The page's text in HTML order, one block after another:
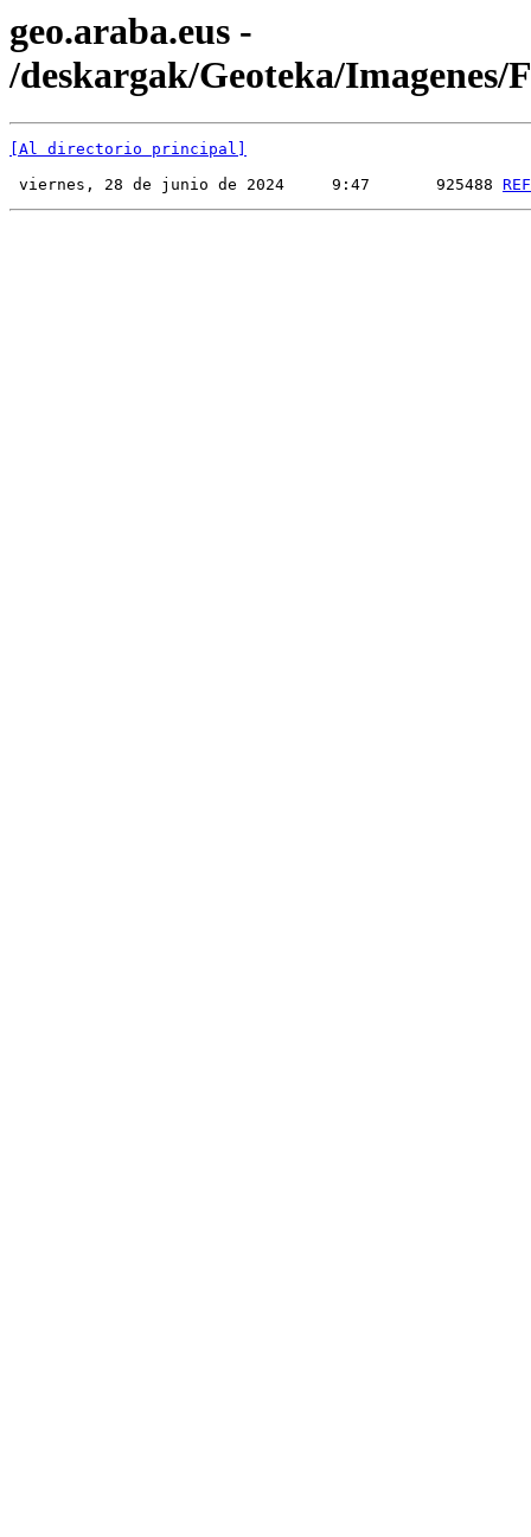
geo.araba.eus -
/deskargak/Geoteka/Imagenes/
[Al directorio principal]
viernes, 28 de junio de 2024     9:47       925488